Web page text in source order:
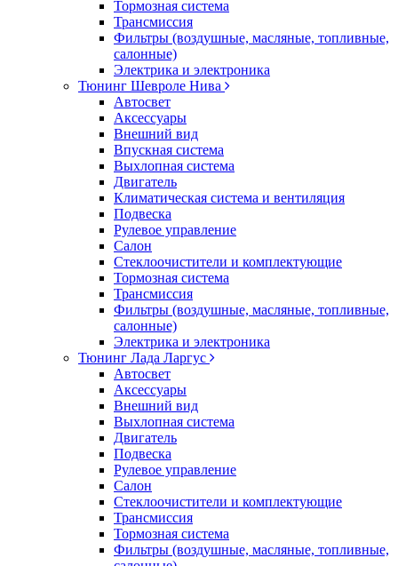
Тормозная система
Трансмиссия
Фильтры (воздушные, масляные, топливные,
салонные)
Электрика и электроника
Тюнинг Шевроле Нива
Автосвет
Аксессуары
Внешний вид
Впускная система
Выхлопная система
Двигатель
Климатическая система и вентиляция
Подвеска
Рулевое управление
Салон
Стеклоочистители и комплектующие
Тормозная система
Трансмиссия
Фильтры (воздушные, масляные, топливные,
салонные)
Электрика и электроника
Тюнинг Лада Ларгус
Автосвет
Аксессуары
Внешний вид
Выхлопная система
Двигатель
Подвеска
Рулевое управление
Салон
Стеклоочистители и комплектующие
Трансмиссия
Тормозная система
Фильтры (воздушные, масляные, топливные,